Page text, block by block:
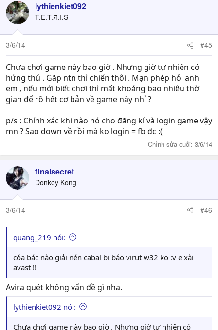
lythienkiet092
T.E.T.Я.I.S
3/6/14 #45
Chưa chơi game này bao giờ . Nhưng giờ tự nhiên có
hứng thú . Gặp ntn thì chiến thôi . Mạn phép hỏi anh
em , nếu mới biết chơi thì mất khoảng bao nhiêu thời
gian để rõ hết cơ bản về game này nhỉ ?
p/s : Chính xác khi nào nó cho đăng kí và login game vậy
mn ? Sao down về rồi mà ko login = fb đc :(
Chỉnh sửa cuối: 3/6/14
finalsecret
Donkey Kong
3/6/14 #46
quang_219 nói:
cóa bác nào giải nén cabal bị báo virut w32 ko :v e xài
avast !!
Avira quét không vấn đề gì nha.
lythienkiet092 nói:
Chưa chơi game này bao giờ . Nhưng giờ tự nhiên có